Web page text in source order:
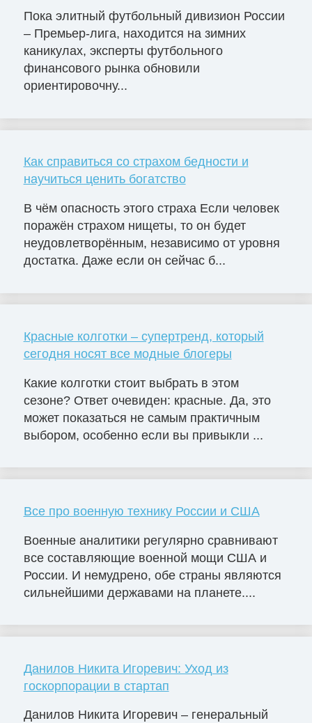
Пока элитный футбольный дивизион России
– Премьер-лига, находится на зимних
каникулах, эксперты футбольного
финансового рынка обновили
ориентировочну...
Как справиться со страхом бедности и
научиться ценить богатство
В чём опасность этого страха Если человек
поражён страхом нищеты, то он будет
неудовлетворённым, независимо от уровня
достатка. Даже если он сейчас б...
Красные колготки – супертренд, который
сегодня носят все модные блогеры
Какие колготки стоит выбрать в этом
сезоне? Ответ очевиден: красные. Да, это
может показаться не самым практичным
выбором, особенно если вы привыкли ...
Все про военную технику России и США
Военные аналитики регулярно сравнивают
все составляющие военной мощи США и
России. И немудрено, обе страны являются
сильнейшими державами на планете....
Данилов Никита Игоревич: Уход из
госкорпорации в стартап
Данилов Никита Игоревич – генеральный